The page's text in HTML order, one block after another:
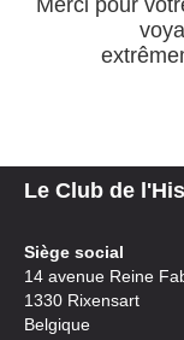
Le Club de
Siège social
14 avenue Reine
1330 Rixensart
Belgique